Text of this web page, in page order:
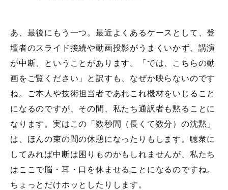
あ、最後にもう一つ。最近よくあるケースとして、登
壇者のスライド接続や動画投影がうまくいかず、講演
が中断、ということがあります。「では、こちらの動
画をご覧ください」と訳すも、なぜか映らないのです
ね。ご本人や技術担当者であれこれ機材をいじること
になるのですが、その間、私たち通訳者も黙ることに
なります。実はこの「数秒間（長くて数分）の沈黙」
は、ほんの束の間の休憩になったりもします。聴衆に
してみれば中断は困りものかもしれませんが、私たち
はここで脳・耳・口を休ませることになるのですね。
ちょっとだけホッとしたりします。